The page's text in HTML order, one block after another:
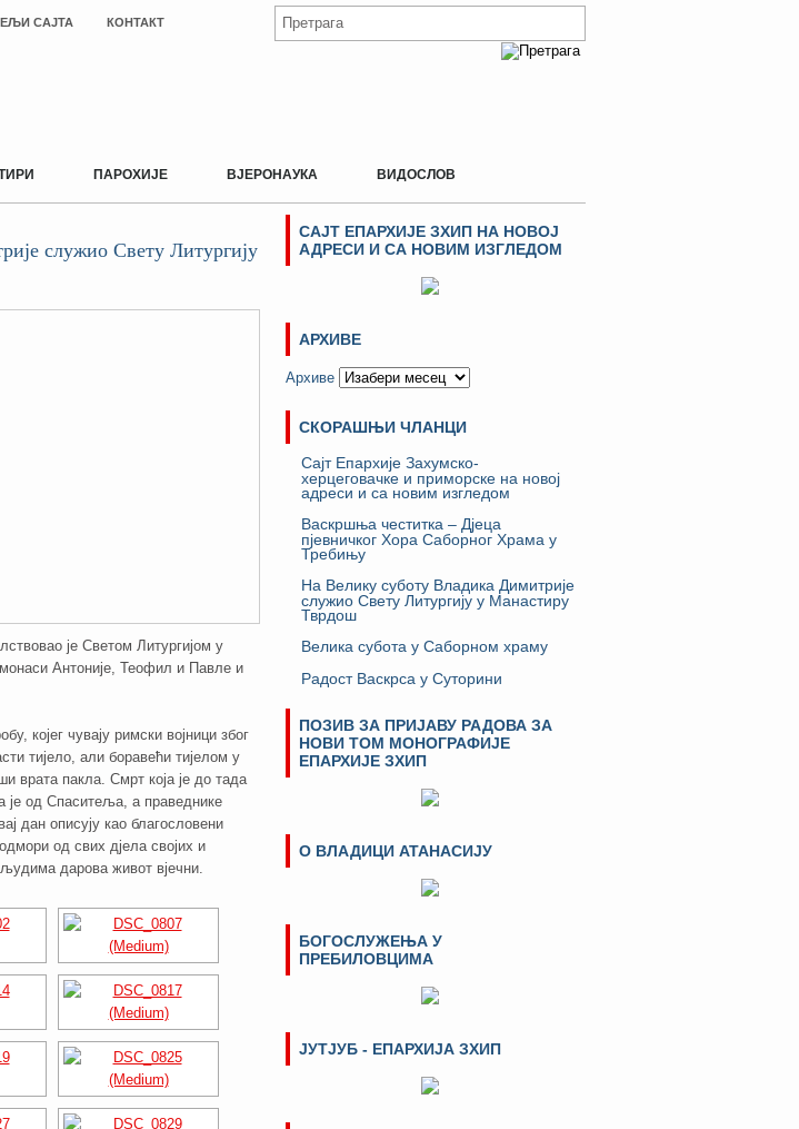
САЈТА КОНТАКТ
ПАРОХИЈЕ ВЈЕРОНАУКА ВИДОСЛОВ
служио Свету Литургију
је Светом Литургијом у
Антоније, Теофил и Павле и
којег чувају римски војници због
тијело, али боравећи тијелом у
врата пакла. Смрт која је до тада
је од Спаситеља, а праведнике
дан описују као благословени
од свих дјела својих и
дарова живот вјечни.
САЈТ ЕПАРХИЈЕ ЗХИП НА НОВОЈ
АДРЕСИ И СА НОВИМ ИЗГЛЕДОМ
АРХИВЕ
Архиве
СКОРАШЊИ ЧЛАНЦИ
Сајт Епархије Захумско-
херцеговачке и приморске на новој
адреси и са новим изгледом
Васкршња честитка – Дјеца
пјевничког Хора Саборног Храма у
Требињу
На Велику суботу Владика Димитрије
служио Свету Литургију у Манастиру
Тврдош
Велика субота у Саборном храму
Радост Васкрса у Суторини
ПОЗИВ ЗА ПРИЈАВУ РАДОВА ЗА
НОВИ ТОМ МОНОГРАФИЈЕ
ЕПАРХИЈЕ ЗХИП
О ВЛАДИЦИ АТАНАСИЈУ
БОГОСЛУЖЕЊА У
ПРЕБИЛОВЦИМА
ЈУТЈУБ - ЕПАРХИЈА ЗХИП